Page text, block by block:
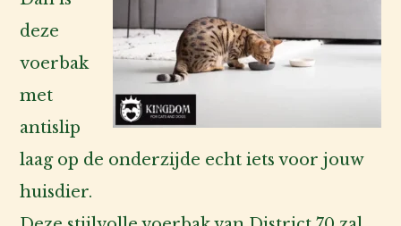
deze
voerbak
met
antislip
laag op de onderzijde echt iets voor jouw
huisdier.